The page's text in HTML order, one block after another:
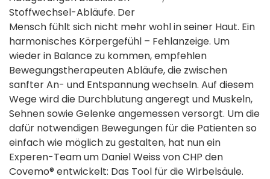
Stoffwechsel-Abläufe. Der
Mensch fühlt sich nicht mehr wohl in seiner Haut. Ein
harmonisches Körpergefühl – Fehlanzeige. Um
wieder in Balance zu kommen, empfehlen
Bewegungstherapeuten Abläufe, die zwischen
sanfter An- und Entspannung wechseln. Auf diesem
Wege wird die Durchblutung angeregt und Muskeln,
Sehnen sowie Gelenke angemessen versorgt. Um die
dafür notwendigen Bewegungen für die Patienten so
einfach wie möglich zu gestalten, hat nun ein
Experen-Team um Daniel Weiss von CHP den
Covemo® entwickelt: Das Tool für die Wirbelsäule.